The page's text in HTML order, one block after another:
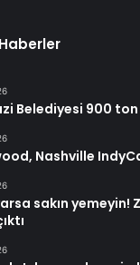
Belediyesi 900
Nashville
sakın